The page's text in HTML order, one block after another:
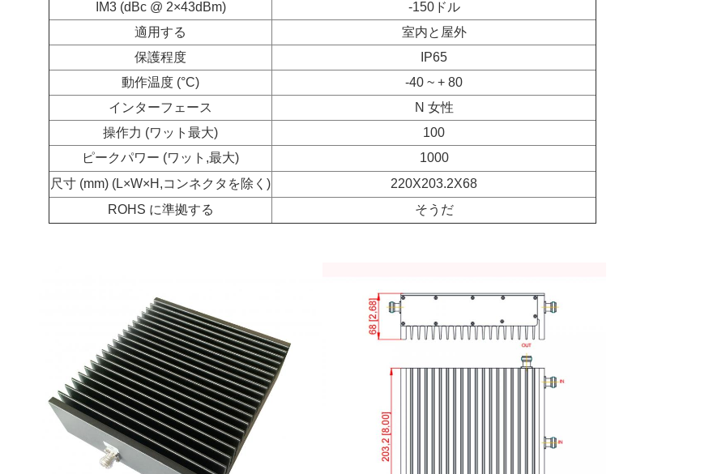
IM3 (dBc @ 2×43dBm)
-150ドル
適用する
室内と屋外
保護程度
IP65
動作温度 (°C)
-40 ~ + 80
インターフェース
N 女性
操作力 (ワット最大)
100
ピークパワー (ワット,最大)
1000
尺寸 (mm) (L×W×H,コンネクタを除く)
220X203.2X68
ROHS に準拠する
そうだ